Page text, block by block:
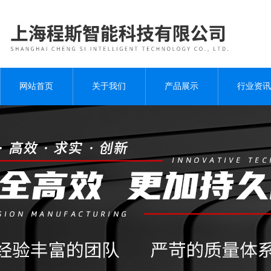
网站首页 关于我们 产品展示 行业资讯